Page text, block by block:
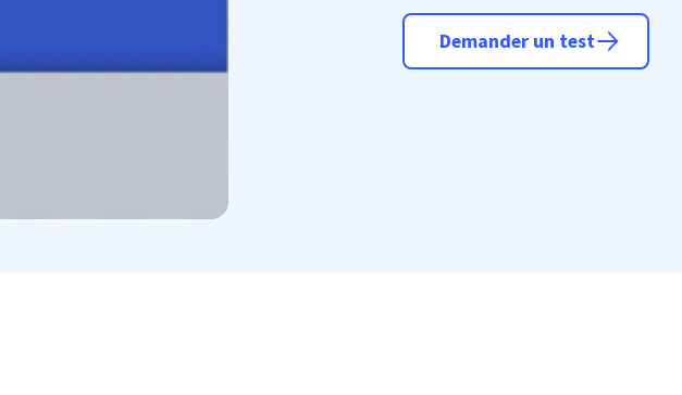
Demander un test